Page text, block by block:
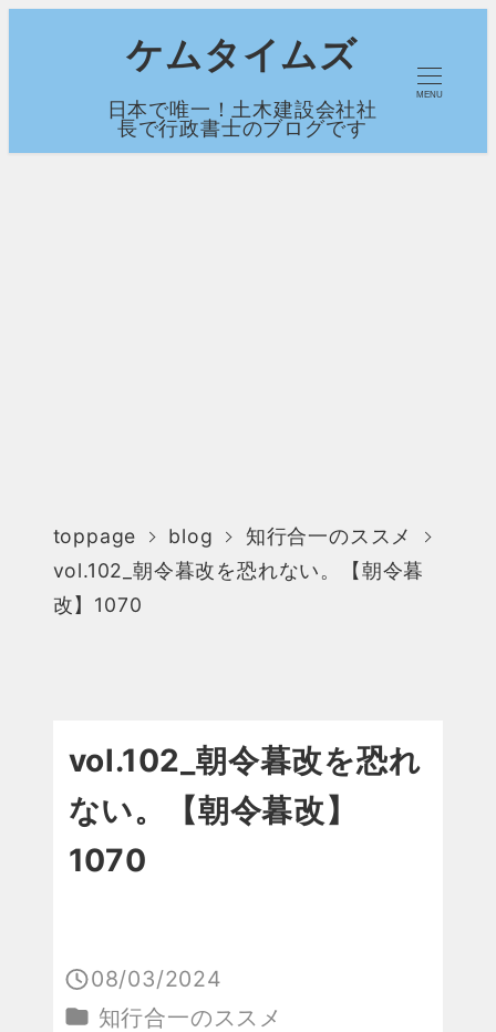
コ
ケムタイムズ
日本で唯一！土木建設会社社
長で行政書士のブログです
MENU
toppage blog
知行合一のススメ
vol.102_朝令暮改を恐れない。【朝令暮
改】1070
vol.102_朝令暮改を恐れ
ない。【朝令暮改】
1070
投稿日
08/03/2024
カテゴリー
知行合一のススメ